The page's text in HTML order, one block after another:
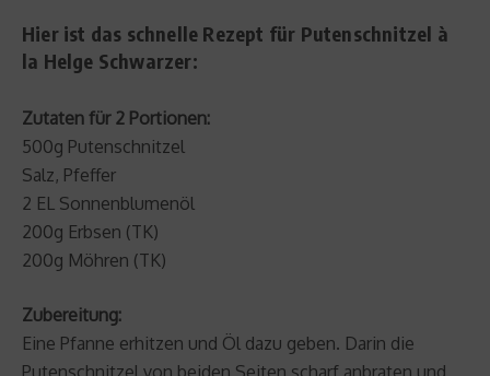
Hier ist das schnelle Rezept für Putenschnitzel à
la Helge Schwarzer:
Zutaten für 2 Portionen:
500g Putenschnitzel
Salz, Pfeffer
2 EL Sonnenblumenöl
200g Erbsen (TK)
200g Möhren (TK)
Zubereitung:
Eine Pfanne erhitzen und Öl dazu geben. Darin die
Putenschnitzel von beiden Seiten scharf anbraten und